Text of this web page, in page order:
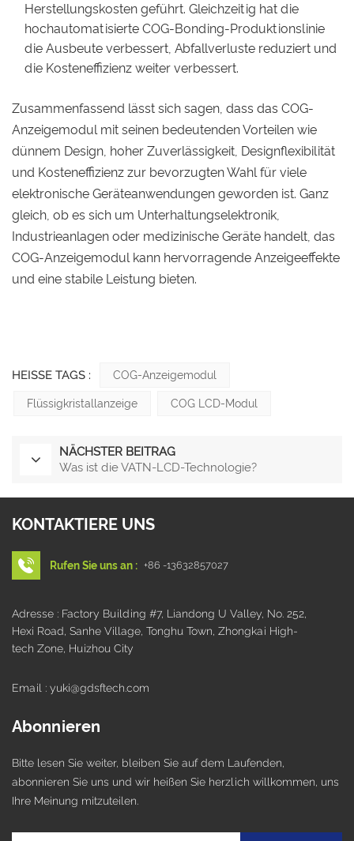
Herstellungskosten geführt. Gleichzeitig hat die
hochautomatisierte COG-Bonding-Produktionslinie
die Ausbeute verbessert, Abfallverluste reduziert und
die Kosteneffizienz weiter verbessert.
Zusammenfassend lässt sich sagen, dass das COG-
Anzeigemodul mit seinen bedeutenden Vorteilen wie
dünnem Design, hoher Zuverlässigkeit, Designflexibilität
und Kosteneffizienz zur bevorzugten Wahl für viele
elektronische Geräteanwendungen geworden ist. Ganz
gleich, ob es sich um Unterhaltungselektronik,
Industrieanlagen oder medizinische Geräte handelt, das
COG-Anzeigemodul kann hervorragende Anzeigeeffekte
und eine stabile Leistung bieten.
HEISSE TAGS : COG-Anzeigemodul
Flüssigkristallanzeige COG LCD-Modul
NÄCHSTER BEITRAG
Was ist die VATN-LCD-Technologie?
KONTAKTIERE UNS
Rufen Sie uns an : +86 -13632857027
Adresse : Factory Building #7, Liandong U Valley, No. 252,
Hexi Road, Sanhe Village, Tonghu Town, Zhongkai High-
tech Zone, Huizhou City
Email : yuki@gdsftech.com
Abonnieren
Bitte lesen Sie weiter, bleiben Sie auf dem Laufenden,
abonnieren Sie uns und wir heißen Sie herzlich willkommen, uns
Ihre Meinung mitzuteilen.